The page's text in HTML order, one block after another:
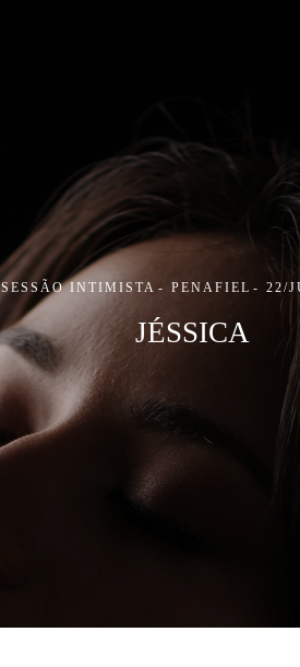
SESSÃO INTIMISTA PENAFIEL 22/
JÉSSICA